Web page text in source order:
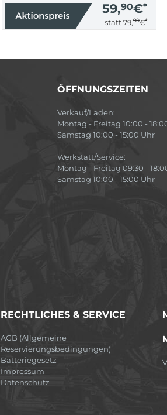
59,90€*
statt 79,90€*
ÖFFNUNGSZEITEN
Verkauf/Laden:
Montag - Freitag 10:00 -
Samstag 10:00 - 15:00 Uhr
Werkstatt/Service:
Montag - Freitag 09:30 -
Samstag 10:00 - 15:00 Uhr
RECHTLICHES & SERVICE
AGB (Allgemeine
Reservierungsbedingungen)
Batteriegesetz
Impressum
Datenschutz